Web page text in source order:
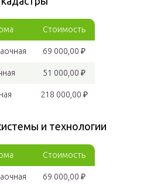
Стоимость
69 000,00 ₽
51 000,00 ₽
218 000,00 ₽
и технологии
Стоимость
69 000,00 ₽